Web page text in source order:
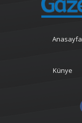
Anasayfa
Künye